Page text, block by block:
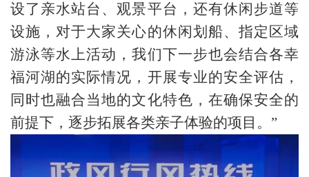
设了亲水站台、观景平台，还有休闲步道等
设施，对于大家关心的休闲划船、指定区域
游泳等水上活动，我们下一步也会结合各幸
福河湖的实际情况，开展专业的安全评估，
同时也融合当地的文化特色，在确保安全的
前提下，逐步拓展各类亲子体验的项目。”